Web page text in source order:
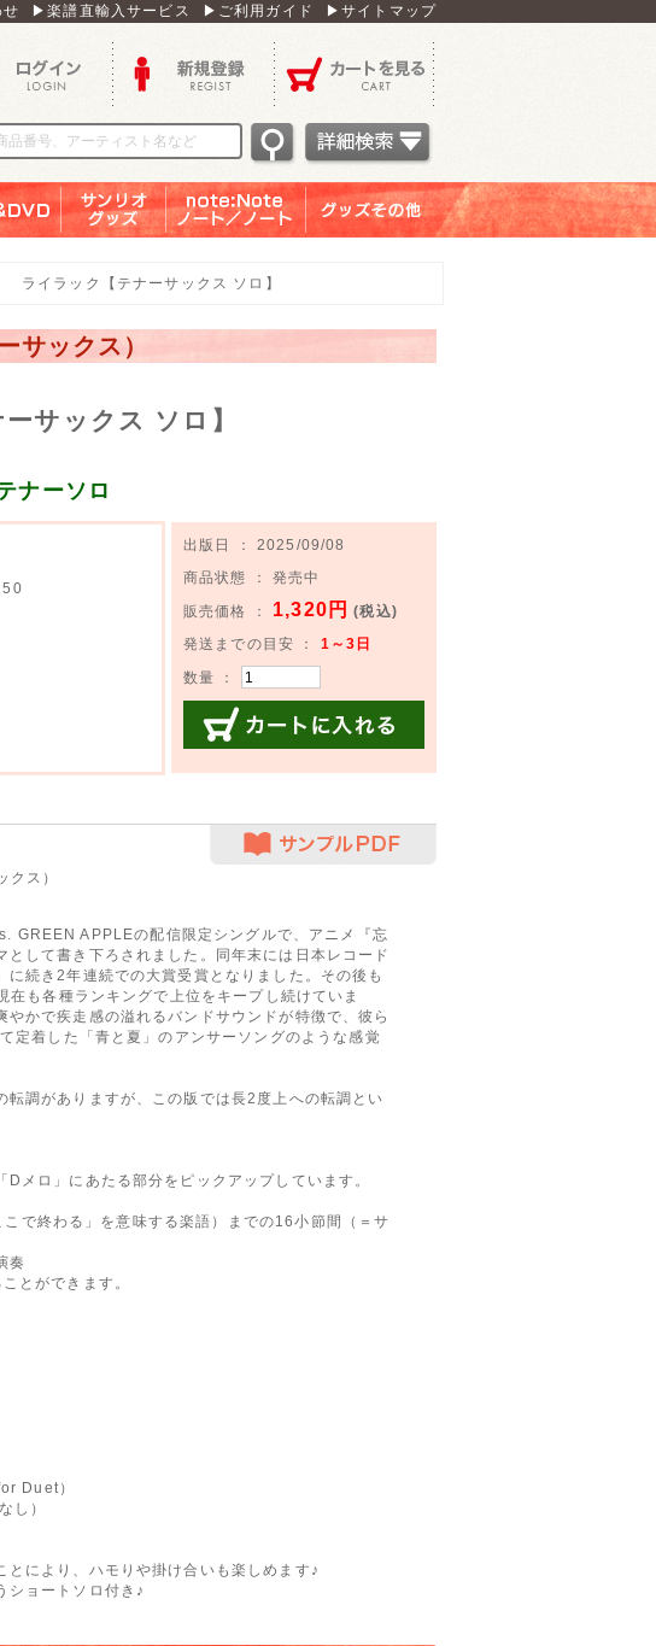
▶楽譜直輸入サービス ▶ご利用ガイド ▶サイトマップ
ライラック【テナーサックス ソロ】
サックス）
サックス ソロ】
ナーソロ
出版日 ： 2025/09/08
商品状態 ： 発売中
販売価格 ： 1,320円 (税込)
発送までの目安 ： 1～3日
数量 ：
クス）
GREEN APPLEの配信限定シングルで、アニメ『忘
して書き下ろされました。同年末には日本レコード
に続き2年連続での大賞受賞となりました。その後も
も各種ランキングで上位をキープし続けていま
かで疾走感の溢れるバンドサウンドが特徴で、彼ら
定着した「青と夏」のアンサーソングのような感覚
調がありますが、この版では長2度上への転調とい
メロ」にあたる部分をピックアップしています。
で終わる」を意味する楽語）までの16小節間（＝サ
奏
とができます。
Duet）
し）
とにより、ハモりや掛け合いも楽しめます♪
ショートソロ付き♪